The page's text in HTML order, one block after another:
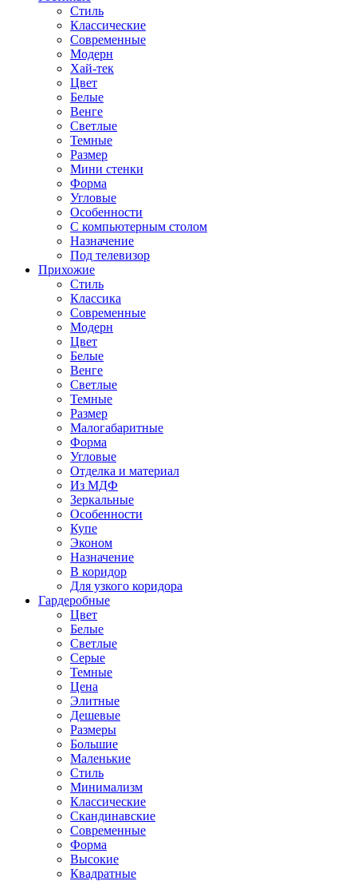
Стиль
Классические
Современные
Модерн
Хай-тек
Цвет
Белые
Венге
Светлые
Темные
Размер
Мини стенки
Форма
Угловые
Особенности
С компьютерным столом
Назначение
Под телевизор
Прихожие
Стиль
Классика
Современные
Модерн
Цвет
Белые
Венге
Светлые
Темные
Размер
Малогабаритные
Форма
Угловые
Отделка и материал
Из МДФ
Зеркальные
Особенности
Купе
Эконом
Назначение
В коридор
Для узкого коридора
Гардеробные
Цвет
Белые
Светлые
Серые
Темные
Цена
Элитные
Дешевые
Размеры
Большие
Маленькие
Стиль
Минимализм
Классические
Скандинавские
Современные
Форма
Высокие
Квадратные